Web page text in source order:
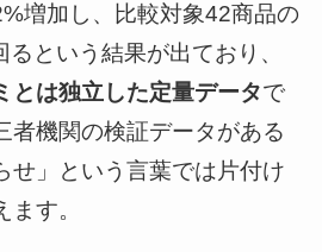
増加し、比較対象42商品の
という結果が出ており、
とは独立した定量データで
者機関の検証データがある
せ」という言葉では片付け
す。